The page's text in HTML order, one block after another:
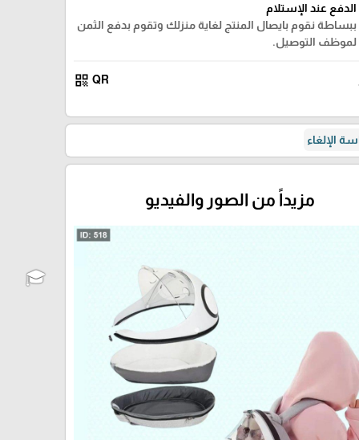
الدفع عند الإستلام
ببساطة نقوم بايصال المنتج لغاية منزلك وتقوم بدفع الثمن
لموظف التوصيل.
QR
qr_code
الإلغاء
مزيداً من الصور والفيديو